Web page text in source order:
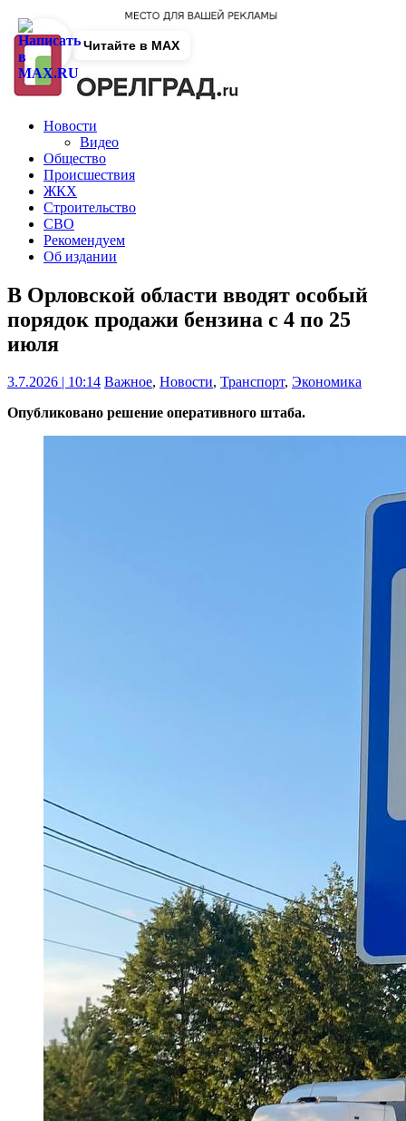
Новости
Видео
Общество
Происшествия
ЖКХ
Строительство
СВО
Рекомендуем
Об издании
В Орловской области вводят особый
порядок продажи бензина с 4 по 25
июля
3.7.2026 | 10:14 Важное, Новости, Транспорт, Экономика
Опубликовано решение оперативного штаба.
Читайте в MAX